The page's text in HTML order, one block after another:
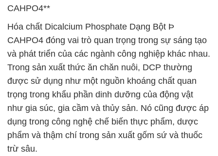
CAHPO4**
Hóa chất Dicalcium Phosphate Dạng Bột Þ
CAHPO4 đóng vai trò quan trọng trong sự sáng tạo
và phát triển của các ngành công nghiệp khác nhau.
Trong sản xuất thức ăn chăn nuôi, DCP thường
được sử dụng như một nguồn khoáng chất quan
trọng trong khẩu phần dinh dưỡng của động vật
như gia súc, gia cầm và thủy sản. Nó cũng được áp
dụng trong công nghệ chế biến thực phẩm, dược
phẩm và thậm chí trong sản xuất gốm sứ và thuốc
trừ sâu.